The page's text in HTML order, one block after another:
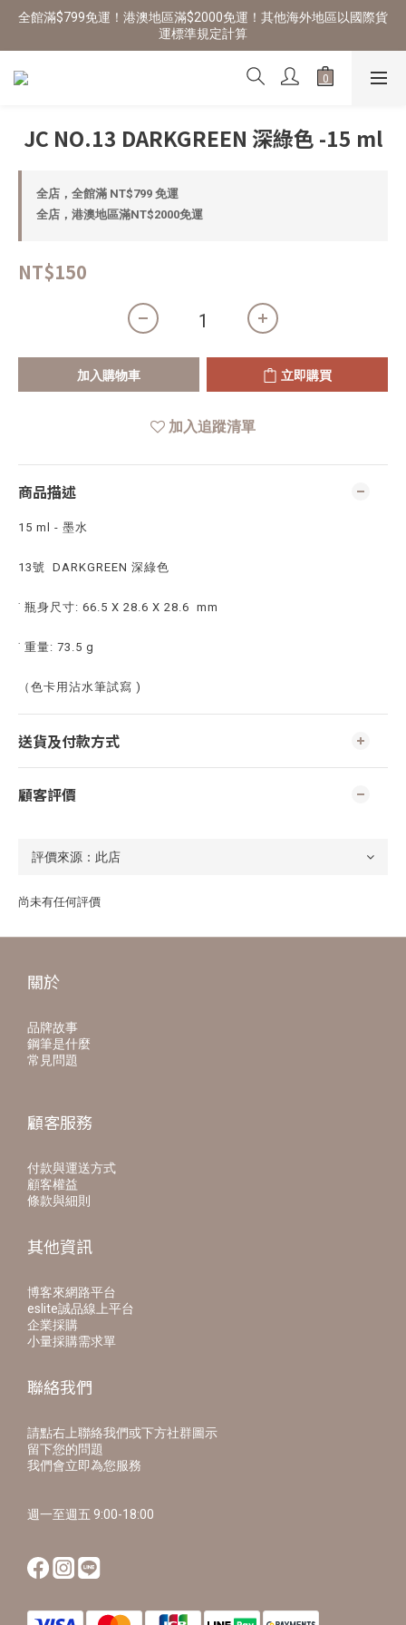
全館滿$799免運！港澳地區滿$2000免運！其他海外地區以國際貨
運標準規定計算
JC NO.13 DARKGREEN 深綠色 -15 ml
全店，全館滿 NT$799 免運
全店，港澳地區滿NT$2000免運
NT$150
加入購物車 立即購買
加入追蹤清單
商品描述
15 ml - 墨水
13號 DARKGREEN 深綠色
˙ 瓶身尺寸: 66.5 X 28.6 X 28.6 mm
˙ 重量: 73.5 g
（色卡用沾水筆試寫 )
送貨及付款方式
顧客評價
尚未有任何評價
關於
品牌故事
鋼筆是什麼
常見問題
顧客服務
付款與運送方式
顧客權益
條款與細則
其他資訊
博客來網路平台
eslite誠品線上平台
企業採購
小量採購需求單
聯絡我們
請點右上聯絡我們或下方社群圖示
留下您的問題
我們會立即為您服務
週一至週五 9:00-18:00